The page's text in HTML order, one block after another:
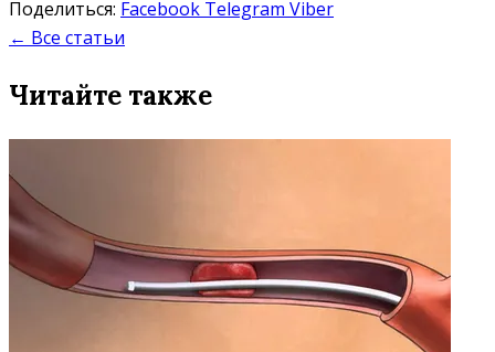
Поделиться: Facebook Telegram Viber
← Все статьи
Читайте также